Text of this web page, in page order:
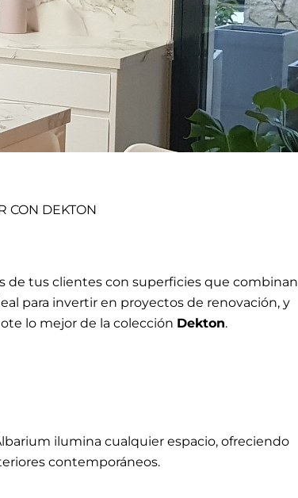
CON DEKTON
de tus clientes con superficies que combinan
para invertir en proyectos de renovación, y
lo mejor de la colección Dekton.
ilumina cualquier espacio, ofreciendo
contemporáneos.